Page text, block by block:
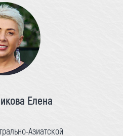
Елена
Азиатской